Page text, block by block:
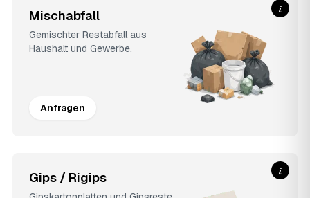
Mischabfall
Gemischter Restabfall aus
Haushalt und Gewerbe.
Anfragen
i
Gips / Rigips i